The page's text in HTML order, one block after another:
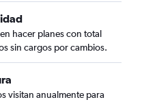
hacer planes con total
sin cargos por cambios.
visitan anualmente para